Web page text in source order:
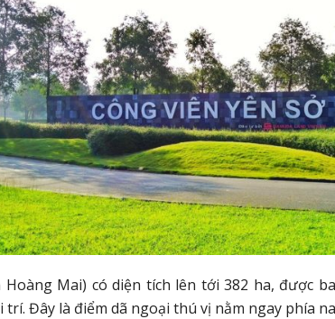
Hoàng Mai) có diện tích lên tới 382 ha, được
Đây là điểm dã ngoại thú vị nằm ngay phía